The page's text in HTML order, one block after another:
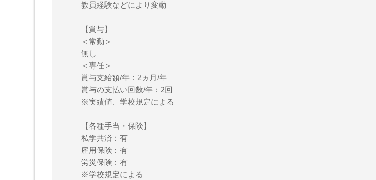
教員経験などにより変動
【賞与】
＜常勤＞
無し
＜専任＞
賞与支給額/年：2ヵ月/年
賞与の支払い回数/年：2回
※実績値、学校規定による
【各種手当・保険】
私学共済：有
雇用保険：有
労災保険：有
※学校規定による